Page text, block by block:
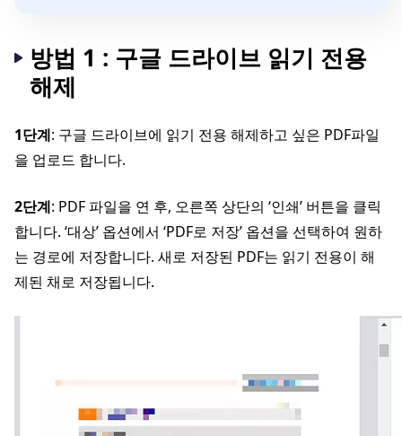
방법 1 : 구글 드라이브 읽기 전용
해제
1단계: 구글 드라이브에 읽기 전용 해제하고 싶은 PDF파일
을 업로드 합니다.
2단계: PDF 파일을 연 후, 오른쪽 상단의 ‘인쇄’ 버튼을 클릭
합니다. ‘대상’ 옵션에서 ‘PDF로 저장’ 옵션을 선택하여 원하
는 경로에 저장합니다. 새로 저장된 PDF는 읽기 전용이 해
제된 채로 저장됩니다.